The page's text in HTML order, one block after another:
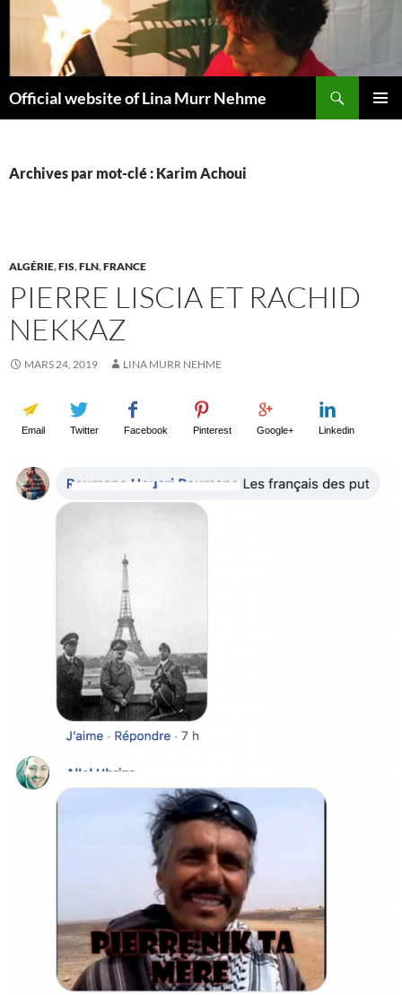
contenu
Official website of Lina Murr Nehme
Archives par mot-clé : Karim Achoui
ALGÉRIE,FIS,FLN,FRANCE
PIERRE LISCIA ET RACHID
NEKKAZ
MARS 24, 2019 LINA MURR NEHME
Email Twitter Facebook Pinterest Google+ Linkedin